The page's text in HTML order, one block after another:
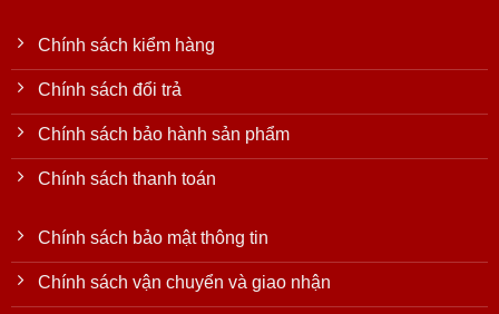
Chính sách kiểm hàng
Chính sách đổi trả
Chính sách bảo hành sản phẩm
Chính sách thanh toán
Chính sách bảo mật thông tin
Chính sách vận chuyển và giao nhận